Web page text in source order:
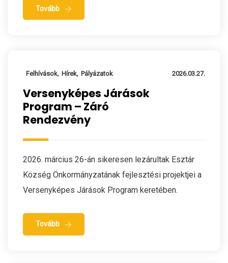
Tovább
Felhívások, Hírek, Pályázatok 2026.03.27.
Versenyképes Járások
Program – Záró
Rendezvény
2026. március 26-án sikeresen lezárultak Esztár
Község Önkormányzatának fejlesztési projektjei a
Versenyképes Járások Program keretében.
Tovább